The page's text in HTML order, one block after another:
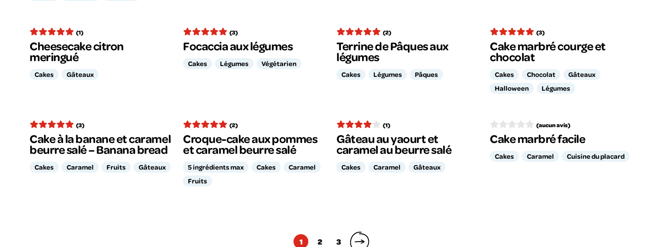
(1)
Cheesecake citron
meringué
Cakes Gâteaux
(3)
Focaccia aux légumes
Cakes Légumes Végétarien
(2)
Terrine de Pâques aux
légumes
Cakes Légumes Pâques
(3)
Cake marbré courge et
chocolat
Cakes Chocolat
Gâteaux
Halloween
Légumes
(3)
Cake à la banane et caramel
beurre salé – Banana bread
Cakes Caramel Fruits Gâteaux
(2)
Croque-cake aux pommes
et caramel beurre salé
5 ingrédients max Cakes
Caramel
Fruits
(1)
Gâteau au yaourt et
caramel au beurre salé
Cakes Caramel Gâteaux
(aucun avis)
Cake marbré facile
Cakes Caramel Cuisine du placard
1 2 3